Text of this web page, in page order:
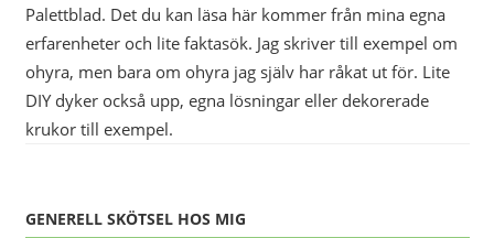
Palettblad. Det du kan läsa här kommer från mina egna
erfarenheter och lite faktasök. Jag skriver till exempel om
ohyra, men bara om ohyra jag själv har råkat ut för. Lite
DIY dyker också upp, egna lösningar eller dekorerade
krukor till exempel.
GENERELL SKÖTSEL HOS MIG